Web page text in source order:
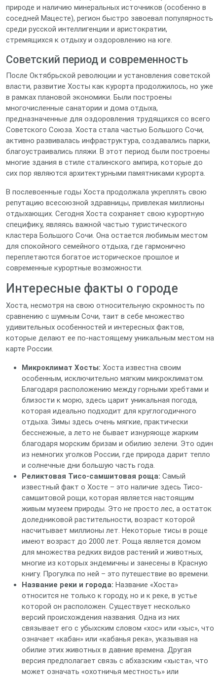
природе и наличию минеральных источников (особенно в
соседней Мацесте), регион быстро завоевал популярность
среди русской интеллигенции и аристократии,
стремящихся к отдыху и оздоровлению на юге.
Советский период и современность
После Октябрьской революции и установления советской
власти, развитие Хосты как курорта продолжилось, но уже
в рамках плановой экономики. Были построены
многочисленные санатории и дома отдыха,
предназначенные для оздоровления трудящихся со всего
Советского Союза. Хоста стала частью Большого Сочи,
активно развивалась инфраструктура, создавались парки,
благоустраивались пляжи. В этот период были построены
многие здания в стиле сталинского ампира, которые до
сих пор являются архитектурными памятниками курорта.
В послевоенные годы Хоста продолжала укреплять свою
репутацию всесоюзной здравницы, привлекая миллионы
отдыхающих. Сегодня Хоста сохраняет свою курортную
специфику, являясь важной частью туристического
кластера Большого Сочи. Она остается любимым местом
для спокойного семейного отдыха, где гармонично
переплетаются богатое историческое прошлое и
современные курортные возможности.
Интересные факты о городе
Хоста, несмотря на свою относительную скромность по
сравнению с шумным Сочи, таит в себе множество
удивительных особенностей и интересных фактов,
которые делают ее по-настоящему уникальным местом на
карте России.
Микроклимат Хосты: Хоста известна своим
особенным, исключительно мягким микроклиматом.
Благодаря расположению между горными хребтами и
близости к морю, здесь царит уникальная погода,
которая идеально подходит для круглогодичного
отдыха. Зимы здесь очень мягкие, практически
бесснежные, а лето не бывает изнуряюще жарким
благодаря морским бризам и обилию зелени. Это один
из немногих уголков России, где природа дарит тепло
и солнечные дни большую часть года.
Реликтовая Тисо-самшитовая роща: Самый
известный факт о Хосте – это наличие здесь Тисо-
самшитовой рощи, которая является настоящим
живым музеем природы. Это не просто лес, а остаток
доледниковой растительности, возраст которой
насчитывает миллионы лет. Некоторые тисы в роще
имеют возраст до 2000 лет. Роща является домом
для множества редких видов растений и животных,
многие из которых эндемичны и занесены в Красную
книгу. Прогулка по ней – это путешествие во времени.
Название реки и города: Название «Хоста»
относится не только к городу, но и к реке, в устье
которой он расположен. Существует несколько
версий происхождения названия. Одна из них
связывает его с убыхским словом «хос» или «хыс», что
означает «кабан» или «кабанья река», указывая на
обилие этих животных в давние времена. Другая
версия предполагает связь с абхазским «хыста», что
может означать «охотничья местность» или